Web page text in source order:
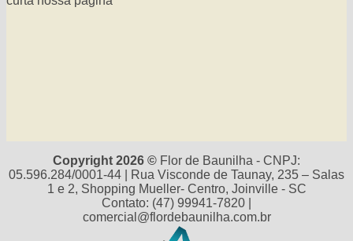
Copyright 2026 © Flor de Baunilha - CNPJ:
05.596.284/0001-44 | Rua Visconde de Taunay, 235 – Salas
1 e 2, Shopping Mueller- Centro, Joinville - SC
Contato: (47) 99941-7820 |
comercial@flordebaunilha.com.br